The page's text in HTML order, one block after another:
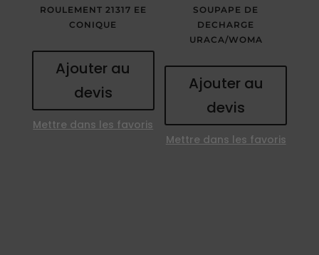
ROULEMENT 21317 EE
CONIQUE
Ajouter au
devis
Mettre dans les favoris
SOUPAPE DE
DECHARGE
URACA/WOMA
Ajouter au
devis
Mettre dans les favoris